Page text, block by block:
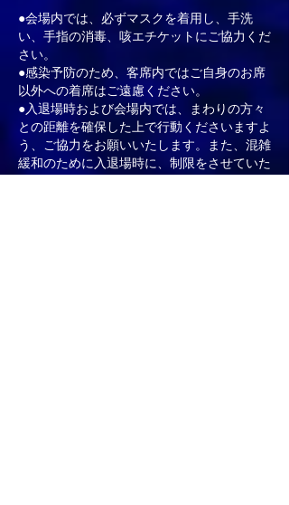
●会場内では、必ずマスクを着用し、手洗
い、手指の消毒、咳エチケットにご協力くだ
さい。
●感染予防のため、客席内ではご自身のお席
以外への着席はご遠慮ください。
●入退場時および会場内では、まわりの方々
との距離を確保した上で行動くださいますよ
う、ご協力をお願いいたします。また、混雑
緩和のために入退場時に、制限をさせていた
だく場合がありますので、あらかじめご了承